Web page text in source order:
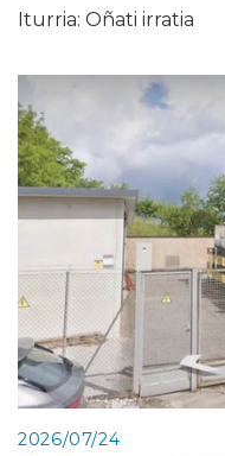
Iturria: Oñati irratia
2026/07/24